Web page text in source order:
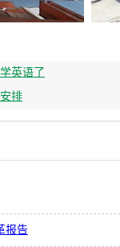
英语了
排
报告